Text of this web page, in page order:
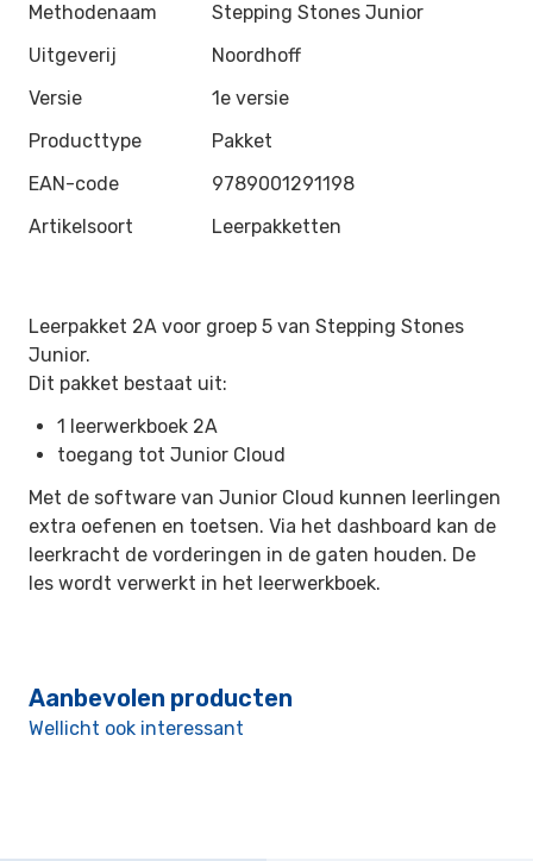
Methodenaam
Stepping Stones Junior
Uitgeverij
Noordhoff
Versie
1e versie
Producttype
Pakket
EAN-code
9789001291198
Artikelsoort
Leerpakketten
Leerpakket 2A voor groep 5 van Stepping Stones
Junior.
Dit pakket bestaat uit:
1 leerwerkboek 2A
toegang tot Junior Cloud
Met de software van Junior Cloud kunnen leerlingen
extra oefenen en toetsen. Via het dashboard kan de
leerkracht de vorderingen in de gaten houden. De
les wordt verwerkt in het leerwerkboek.
Aanbevolen producten
Wellicht ook interessant